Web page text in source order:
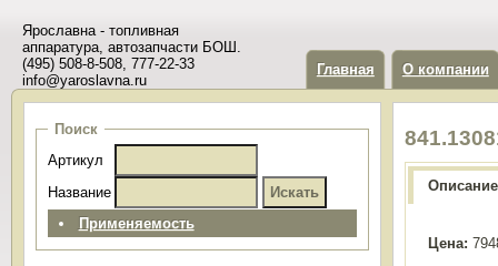
Ярославна - топливная
аппаратура, автозапчасти БОШ.
(495) 508-8-508, 777-22-33
info@yaroslavna.ru
Главная О компании
Поиск
Артикул
Название
Применяемость
Описание
Цена: